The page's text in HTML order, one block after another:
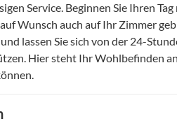
Service. Beginnen Sie Ihren
Wunsch auch auf Ihr Zimmer
lassen Sie sich von der 24-
Hier steht Ihr Wohlbefinden